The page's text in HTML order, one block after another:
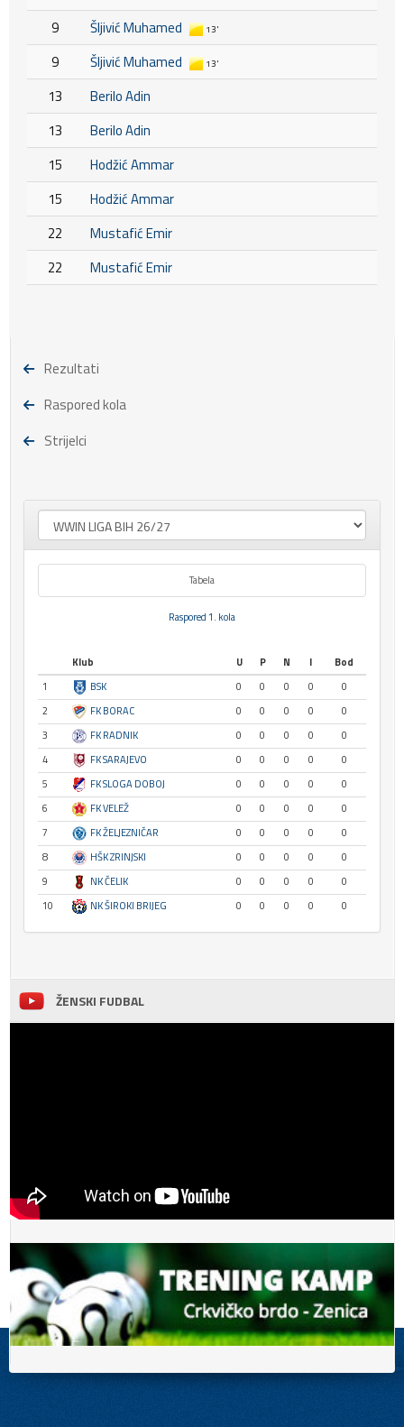
9
Šljivić Muhamed 13'
9 Šljivić Muhamed 13'
13
Berilo Adin
13
Berilo Adin
15
Hodžić Ammar
15
Hodžić Ammar
22
Mustafić Emir
22
Mustafić Emir
Rezultati
Raspored kola
Strijelci
Tabela
Raspored 1. kola
Klub U P N I
Bod
1
BSK 0 0 0 0
0
2
FK BORAC 0 0 0 0
0
3
FK RADNIK 0 0 0 0
0
4
FK SARAJEVO 0 0 0 0
0
5
FK SLOGA DOBOJ 0 0 0 0
0
6
FK VELEŽ 0 0 0 0
0
7
FK ŽELJEZNIČAR 0 0 0 0
0
8
HŠK ZRINJSKI 0 0 0 0
0
9
NK ČELIK 0 0 0 0
0
10
NK ŠIROKI BRIJEG 0 0 0 0 0
ŽENSKI FUDBAL